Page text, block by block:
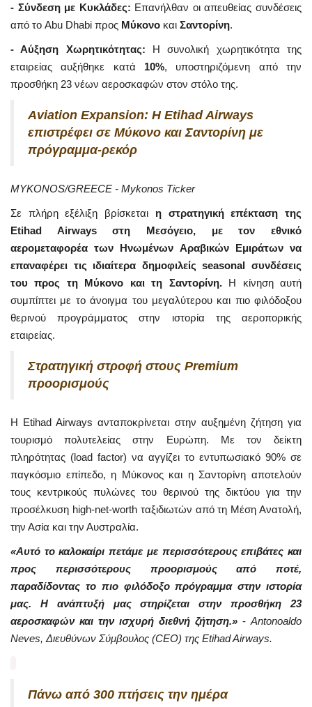
- Σύνδεση με Κυκλάδες: Επανήλθαν οι απευθείας συνδέσεις
από το Abu Dhabi προς Μύκονο και Σαντορίνη.
- Αύξηση Χωρητικότητας: Η συνολική χωρητικότητα της
εταιρείας αυξήθηκε κατά 10%, υποστηριζόμενη από την
προσθήκη 23 νέων αεροσκαφών στον στόλο της.
Aviation Expansion: Η Etihad Airways
επιστρέφει σε Μύκονο και Σαντορίνη με
πρόγραμμα-ρεκόρ
MYKONOS/GREECE - Mykonos Ticker
Σε πλήρη εξέλιξη βρίσκεται η στρατηγική επέκταση της
Etihad Airways στη Μεσόγειο, με τον εθνικό
αερομεταφορέα των Ηνωμένων Αραβικών Εμιράτων να
επαναφέρει τις ιδιαίτερα δημοφιλείς seasonal συνδέσεις
του προς τη Μύκονο και τη Σαντορίνη.Η κίνηση αυτή
συμπίπτει με το άνοιγμα του μεγαλύτερου και πιο φιλόδοξου
θερινού προγράμματος στην ιστορία της αεροπορικής
εταιρείας.
Στρατηγική στροφή στους Premium
προορισμούς
Η Etihad Airways ανταποκρίνεται στην αυξημένη ζήτηση για
τουρισμό πολυτελείας στην Ευρώπη. Με τον δείκτη
πληρότητας (load factor) να αγγίζει το εντυπωσιακό 90% σε
παγκόσμιο επίπεδο, η Μύκονος και η Σαντορίνη αποτελούν
τους κεντρικούς πυλώνες του θερινού της δικτύου για την
προσέλκυση high-net-worth ταξιδιωτών από τη Μέση Ανατολή,
την Ασία και την Αυστραλία.
«Αυτό το καλοκαίρι πετάμε με περισσότερους επιβάτες και
προς περισσότερους προορισμούς από ποτέ,
παραδίδοντας το πιο φιλόδοξο πρόγραμμα στην ιστορία
μας. Η ανάπτυξή μας στηρίζεται στην προσθήκη 23
αεροσκαφών και την ισχυρή διεθνή ζήτηση.» - Antonoaldo
Neves, Διευθύνων Σύμβουλος (CEO) της Etihad Airways.
Πάνω από 300 πτήσεις την ημέρα